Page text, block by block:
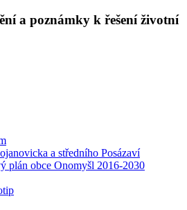
a poznámky k řešení životní
a středního Posázaví
plán obce Onomyšl 2016-2030